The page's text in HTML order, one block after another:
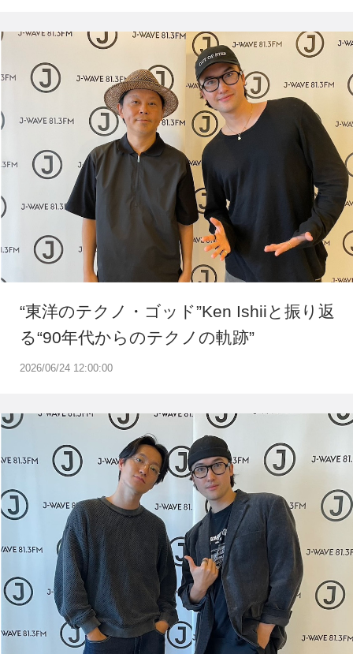
2026/06/24 12:00:00
“東洋のテクノ・ゴッド”Ken Ishiiと振り返
る“90年代からのテクノの軌跡”